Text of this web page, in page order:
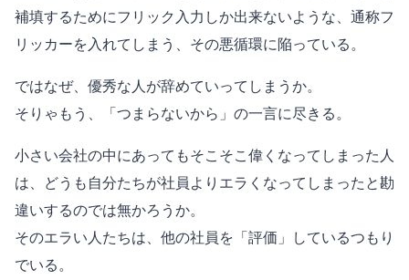
補填するためにフリック入力しか出来ないような、通称フ
リッカーを入れてしまう、その悪循環に陥っている。
ではなぜ、優秀な人が辞めていってしまうか。
そりゃもう、「つまらないから」の一言に尽きる。
小さい会社の中にあってもそこそこ偉くなってしまった人
は、どうも自分たちが社員よりエラくなってしまったと勘
違いするのでは無かろうか。
そのエラい人たちは、他の社員を「評価」しているつもり
でいる。